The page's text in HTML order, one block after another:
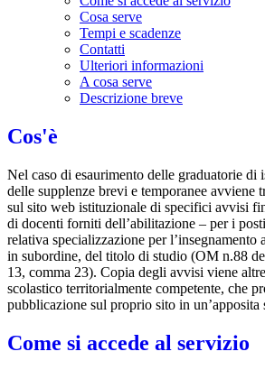
Cosa serve
Tempi e scadenze
Contatti
Ulteriori informazioni
A cosa serve
Descrizione breve
Cos'è
Nel caso di esaurimento delle graduatorie di
delle supplenze brevi e temporanee avviene
sul sito web istituzionale di specifici avvisi
di docenti forniti dell’abilitazione – per i
relativa specializzazione per
in subordine, del titolo di studio (OM n.88
13, comma 23). Copia degli avvisi viene
scolastico territorialmente competente, che
pubblicazione sul proprio sito in un’apposita
Come si accede al servizio